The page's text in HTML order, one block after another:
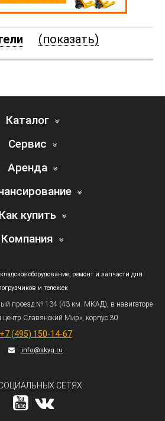
(показать)
Каталог
Сервис
Аренда
Как купить
Компания
оборудование, ремонт и запчасти для
и тележек
проезд № 134 (43км. МКАД), в навигаторе
центр Славянский Мир», корпус 30
+7 (495) 150-14-67
info@skyg.ru
СЕТЯХ: